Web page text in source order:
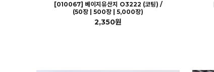
[010067] 베이지유산지 O3222 (코팅) /
(50장 | 500장 | 5,000장)
2,350원